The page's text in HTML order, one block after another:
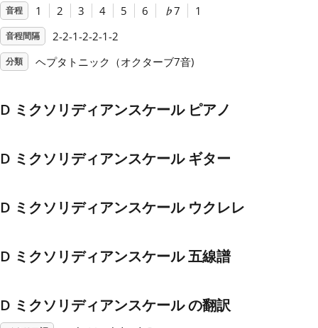
Français
한국어
音程 1 2 3 4 5 6 ♭7 1
音程間隔 2-2-1-2-2-1-2
分類 ヘプタトニック（オクターブ7音)
D ミクソリディアンスケール ピアノ
D ミクソリディアンスケール ギター
D ミクソリディアンスケール ウクレレ
D ミクソリディアンスケール 五線譜
D ミクソリディアンスケール の翻訳